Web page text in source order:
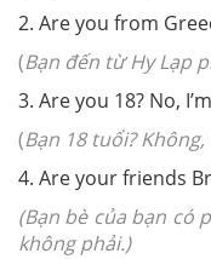
2. Are you from
(Bạn đến từ Hy Lạp
3. Are you 18? No,
(Bạn 18 tuổi?
4. Are your friends
(Bạn bè của bạn có
không phải.)